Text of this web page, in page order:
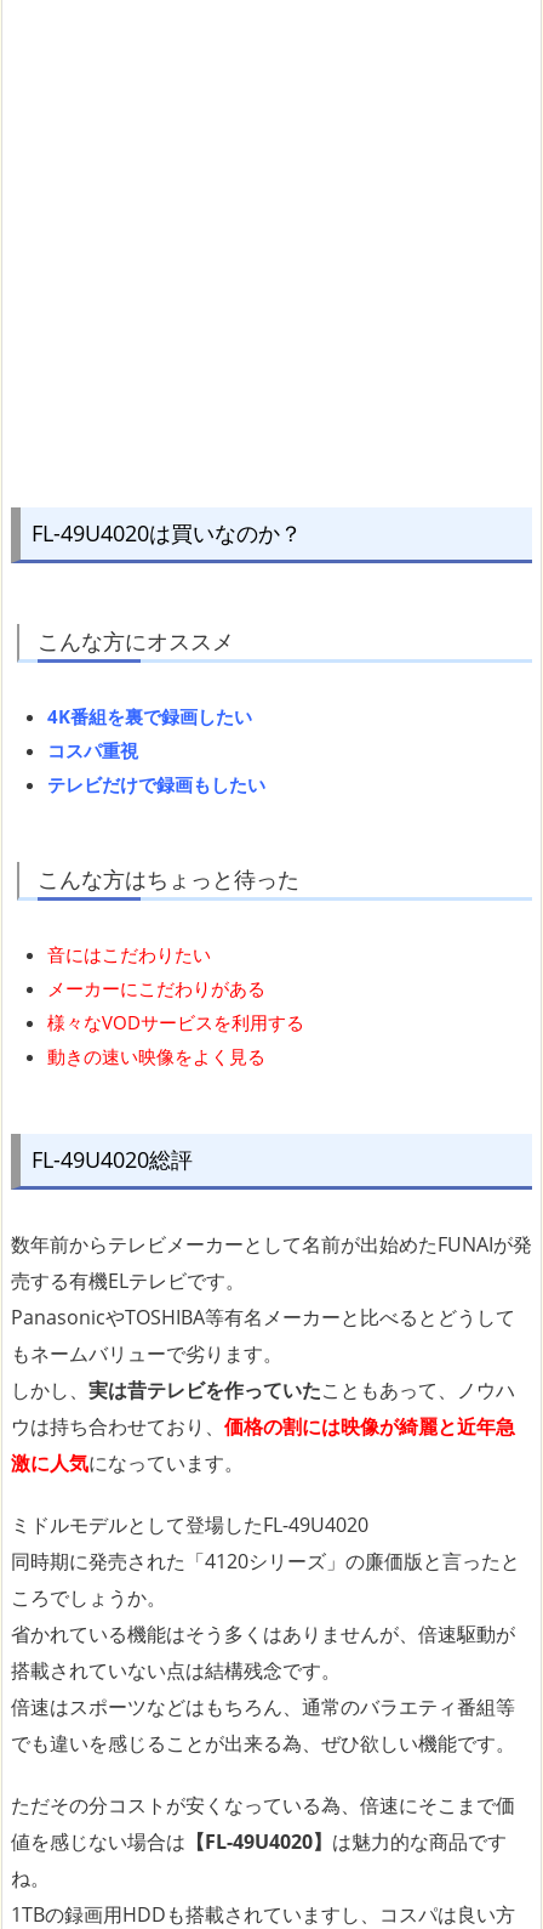
FL-49U4020は買いなのか？
こんな方にオススメ
4K番組を裏で録画したい
コスパ重視
テレビだけで録画もしたい
こんな方はちょっと待った
音にはこだわりたい
メーカーにこだわりがある
様々なVODサービスを利用する
動きの速い映像をよく見る
FL-49U4020総評
数年前からテレビメーカーとして名前が出始めたFUNAIが発
売する有機ELテレビです。
PanasonicやTOSHIBA等有名メーカーと比べるとどうして
もネームバリューで劣ります。
しかし、 実は昔テレビを作っていたこともあって、ノウハ
ウは持ち合わせており、 価格の割には映像が綺麗と近年急
激に人気になっています。
ミドルモデルとして登場したFL-49U4020
同時期に発売された「4120シリーズ」の廉価版と言ったと
ころでしょうか。
省かれている機能はそう多くはありませんが、倍速駆動が
搭載されていない点は結構残念です。
倍速はスポーツなどはもちろん、通常のバラエティ番組等
でも違いを感じることが出来る為、ぜひ欲しい機能です。
ただその分コストが安くなっている為、倍速にそこまで価
値を感じない場合は 【FL-49U4020】 は魅力的な商品です
ね。
1TBの録画用HDDも搭載されていますし、コスパは良い方